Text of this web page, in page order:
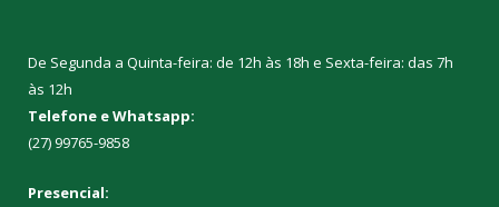
De Segunda a Quinta-feira: de 12h às 18h e Sexta-feira: das 7h
às 12h
Telefone e Whatsapp:
(27) 99765-9858
Presencial: